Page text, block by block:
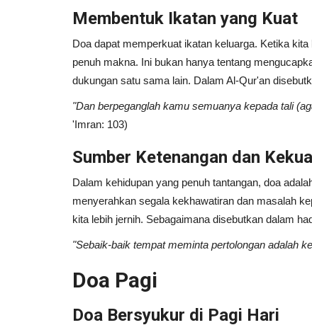
Membentuk Ikatan yang Kuat
Doa dapat memperkuat ikatan keluarga. Ketika
penuh makna. Ini bukan hanya tentang
dukungan satu sama lain. Dalam Al-Qur'an
"Dan berpeganglah kamu semuanya kepada tali
'Imran: 103)
Sumber Ketenangan dan
Dalam kehidupan yang penuh tantangan, doa
menyerahkan segala kekhawatiran dan masalah
kita lebih jernih. Sebagaimana disebutkan dalam
"Sebaik-baik tempat meminta pertolongan adalah
Doa Pagi
Doa Bersyukur di Pagi Hari
Aqidah
Makna Tauhid dalam Islam